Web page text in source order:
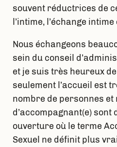
souvent réductrices de
l’intime, l’échange
Nous échangeons
sein du conseil
et je suis très heureux
seulement l’accueil est
nombre de personnes et
d’accompagnant(e) sont
ouverture où le terme
Sexuel ne définit plus